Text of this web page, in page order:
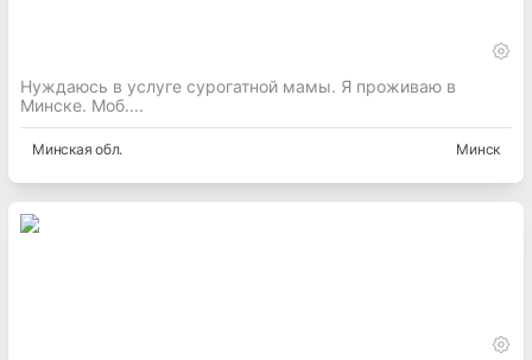
Нуждаюсь в услуге сурогатной мамы. Я проживаю в
Минске. Моб....
Минская обл. Минск